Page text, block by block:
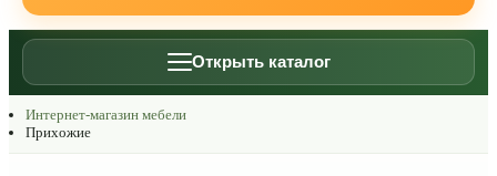
Открыть каталог
Интернет-магазин мебели
Прихожие